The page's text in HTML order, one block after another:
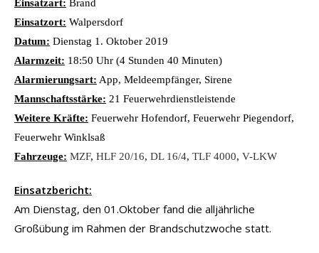
Einsatzart: Brand
Einsatzort: Walpersdorf
Datum: Dienstag 1. Oktober 2019
Alarmzeit: 18:50 Uhr (4 Stunden 40 Minuten)
Alarmierungsart: App, Meldeempfänger, Sirene
Mannschaftsstärke: 21 Feuerwehrdienstleistende
Weitere Kräfte: Feuerwehr Hofendorf, Feuerwehr Piegendorf,
Feuerwehr Winklsaß
Fahrzeuge: MZF, HLF 20/16, DL 16/4, TLF 4000, V-LKW
Einsatzbericht:
Am Dienstag, den 01.Oktober fand die alljährliche
Großübung im Rahmen der Brandschutzwoche statt.